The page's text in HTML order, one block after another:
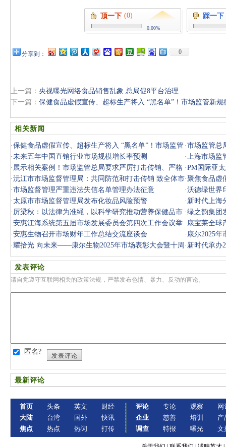
顶一下 (0)
0.00%
踩一下
分享到： 0
上一篇： 央视曝光网络食品销售乱象 总局促8平台治理
下一篇： 保健食品虚假宣传、超标生产将入 “黑名单”！市场监管新规
相关新闻
·保健食品虚假宣传、超标生产将入 “黑名单”！市场监管
新规征
·市场监管总
案件451
·未来五年中国直销行业市场规模增长率预测 ·上海市场监
· 展示相关案例！市场监管总局要求严厉打击传销、严格
规范直销
·PM国际亚
·沅江市市场监督管理局：共同防范和打击传销 致全体市
民的公开
·聚焦食品虚
·市场监督管理严重违法失信名单管理办法征意 ·沃德绿世界
· 太原市市场监督管理局发布化妆品风险预警 · 新时代上海
· 厉梁秋：以法律为准绳，以科学研究推动营养保健品市
场发展
·绿之韵集团
·安惠江海系统第五届市场发展委员会第四次工作会议举
行
· 康宝莱全球
·安惠生物召开市场财年工作总结交流座谈会 · 康尔2025年
·耀拾光 向未来——康尔生物2025年市场表彰大会暨十周
年盛典隆
· 新时代承办
发表评论
请自觉遵守互联网相关的政策法规，严禁发布色情、暴力、反动的言论。
匿名?
发表评论
最新评论
首页
大陆
焦点
头条
台湾
热点
英文
国外
热词
财经
快讯
打传
评论
企业
调查
专论
慈善
特报
观察
培训
曝光
网
产
文